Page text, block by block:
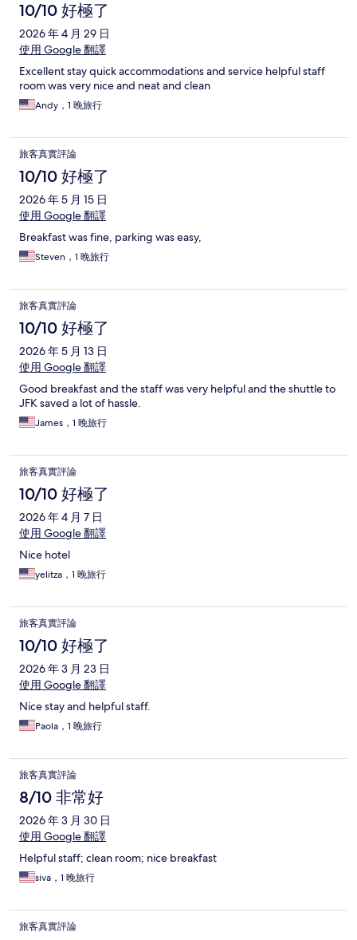
10/10 好極了
2026 年 4 月 29 日
使用 Google 翻譯
Excellent stay quick accommodations and service helpful staff
room was very nice and neat and clean
Andy，1 晚旅行
旅客真實評論
10/10 好極了
2026 年 5 月 15 日
使用 Google 翻譯
Breakfast was fine, parking was easy,
Steven，1 晚旅行
旅客真實評論
10/10 好極了
2026 年 5 月 13 日
使用 Google 翻譯
Good breakfast and the staff was very helpful and the shuttle to
JFK saved a lot of hassle.
James，1 晚旅行
旅客真實評論
10/10 好極了
2026 年 4 月 7 日
使用 Google 翻譯
Nice hotel
yelitza，1 晚旅行
旅客真實評論
10/10 好極了
2026 年 3 月 23 日
使用 Google 翻譯
Nice stay and helpful staff.
Paola，1 晚旅行
旅客真實評論
8/10 非常好
2026 年 3 月 30 日
使用 Google 翻譯
Helpful staff; clean room; nice breakfast
siva，1 晚旅行
旅客真實評論